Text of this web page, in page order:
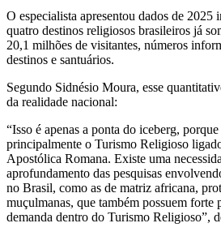
O especialista apresentou dados de 2025
quatro destinos religiosos brasileiros já
20,1 milhões de visitantes, números
destinos e santuários.
Segundo Sidnésio Moura, esse
da realidade nacional:
“Isso é apenas a ponta do iceberg,
principalmente o Turismo Religioso
Apostólica Romana. Existe uma
aprofundamento das pesquisas
no Brasil, como as de matriz africana,
muçulmanas, que também possuem forte
demanda dentro do Turismo Religioso”,